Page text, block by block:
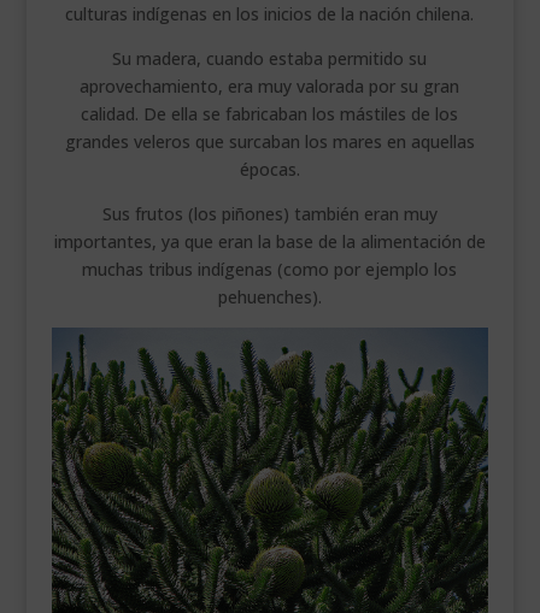
culturas indígenas en los inicios de la nación chilena.
Su madera, cuando estaba permitido su
aprovechamiento, era muy valorada por su gran
calidad. De ella se fabricaban los mástiles de los
grandes veleros que surcaban los mares en aquellas
épocas.
Sus frutos (los piñones) también eran muy
importantes, ya que eran la base de la alimentación de
muchas tribus indígenas (como por ejemplo los
pehuenches).